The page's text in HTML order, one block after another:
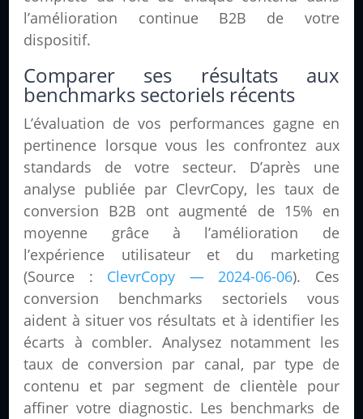
l’amélioration continue B2B de votre
dispositif.
Comparer ses résultats aux
benchmarks sectoriels récents
L’évaluation de vos performances gagne en
pertinence lorsque vous les confrontez aux
standards de votre secteur. D’après une
analyse publiée par ClevrCopy, les taux de
conversion B2B ont augmenté de 15% en
moyenne grâce à l’amélioration de
l’expérience utilisateur et du marketing
(Source : ClevrCopy — 2024-06-06). Ces
conversion benchmarks sectoriels vous
aident à situer vos résultats et à identifier les
écarts à combler. Analysez notamment les
taux de conversion par canal, par type de
contenu et par segment de clientèle pour
affiner votre diagnostic. Les benchmarks de